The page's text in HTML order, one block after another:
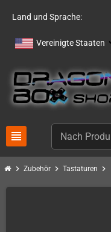
Land und Sprache:
Vereinigte Staaten
view_headline
chevron_right Zubehör chevron_right Tastaturen chevron_right